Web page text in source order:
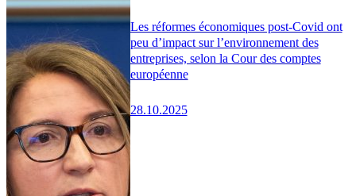
Les réformes économiques post-Covid ont
peu d’impact sur l’environnement des
entreprises, selon la Cour des comptes
européenne
28.10.2025